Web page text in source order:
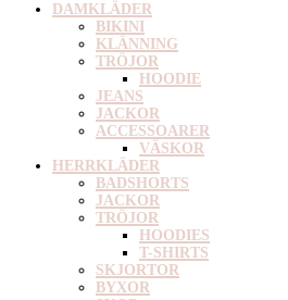
DAMKLÄDER
BIKINI
KLÄNNING
TRÖJOR
HOODIE
JEANS
JACKOR
ACCESSOARER
VÄSKOR
HERRKLÄDER
BADSHORTS
JACKOR
TRÖJOR
HOODIES
T-SHIRTS
SKJORTOR
BYXOR